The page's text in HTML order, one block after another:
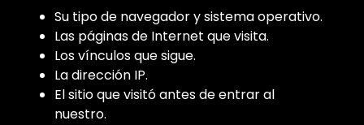
Su tipo de navegador y sistema operativo.
Las páginas de Internet que visita.
Los vínculos que sigue.
La dirección IP.
El sitio que visitó antes de entrar al
nuestro.